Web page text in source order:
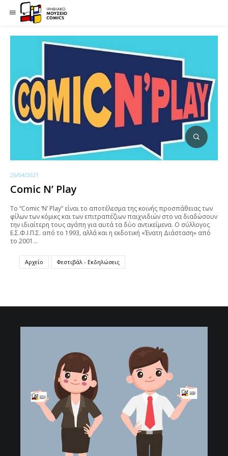
26/04/2021
Comic N’ Play
Το “Comic ‘N’ Play” είναι το αποτέλεσμα της κοινής προσπάθειας των
φίλων των κόμικς και των επιτραπέζιων παιχνιδιών στο να διαδώσουν
την ιδιαίτερη τους αγάπη για αυτά τα δύο αντικείμενα. Ο σύλλογος
Ε.Σ.Φ.Ι.Π.Σ. από το 1993, αλλά και η εκδοτική «Ένατη Διάσταση» από
το 2001…
Αρχείο Φεστιβάλ - Εκδηλώσεις